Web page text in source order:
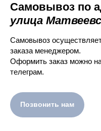
Самовывоз по
улица
Самовывоз
заказа менеджером.
Оформить заказ можно
телеграм.
Позвонить нам